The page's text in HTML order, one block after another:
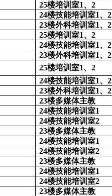
25楼培训室1、2
24楼技能培训室1、2
23楼外科培训室1、2
25楼培训室1、2
24楼技能培训室1、2
23楼外科培训室1、2
25楼培训室1、2
24楼技能培训室1、2
23楼外科培训室1、2
23楼多媒体主教
24楼技能培训室1
24楼技能培训室2
23楼多媒体主教
24楼技能培训室1
24楼技能培训室2
23楼多媒体主教
24楼技能培训室1
24楼技能培训室2
23楼多媒体主教